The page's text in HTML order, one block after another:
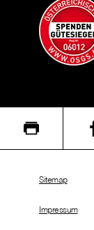
Sitemap
Impressum